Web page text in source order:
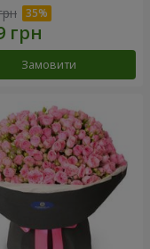
Замовити